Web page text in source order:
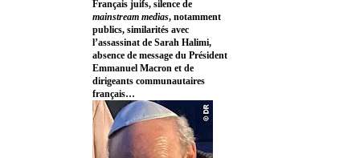
Français juifs, silence de
mainstream medias, notamment
publics, similarités avec
l’assassinat de Sarah Halimi,
absence de message du Président
Emmanuel Macron et de
dirigeants communautaires
français…